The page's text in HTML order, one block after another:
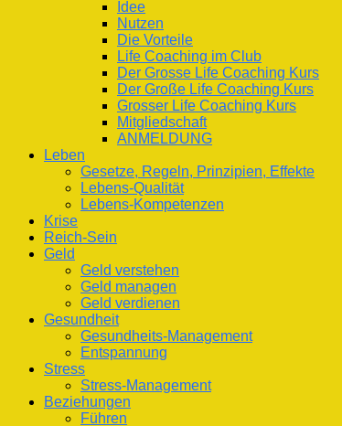
Idee
Nutzen
Die Vorteile
Life Coaching im Club
Der Grosse Life Coaching Kurs
Der Große Life Coaching Kurs
Grosser Life Coaching Kurs
Mitgliedschaft
ANMELDUNG
Leben
Gesetze, Regeln, Prinzipien, Effekte
Lebens-Qualität
Lebens-Kompetenzen
Krise
Reich-Sein
Geld
Geld verstehen
Geld managen
Geld verdienen
Gesundheit
Gesundheits-Management
Entspannung
Stress
Stress-Management
Beziehungen
Führen